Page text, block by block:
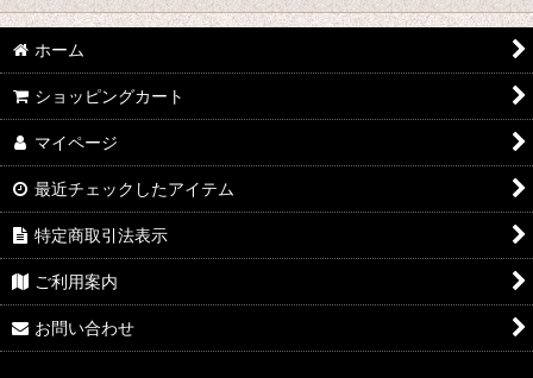
★☆★ galabox disx ★☆★
Adam Levy
青山陽一/Yoichi Aoyama
石渡明廣/Akihiro Ishiwatari
イーヨ/eEyo
ホーム
ショッピングカート
マイページ
最近チェックしたアイテム
特定商取引法表示
ご利用案内
お問い合わせ